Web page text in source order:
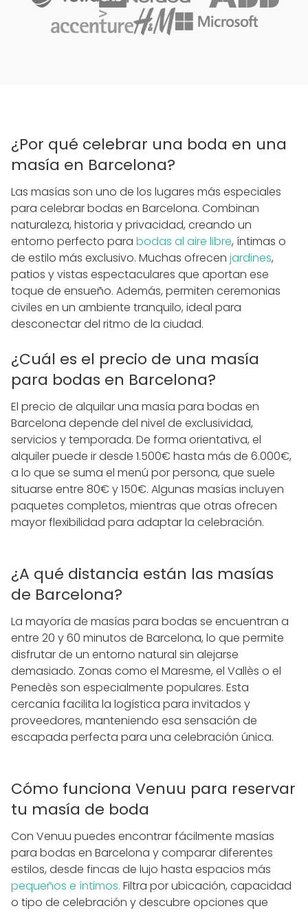
¿Por qué celebrar una boda en una
masía en Barcelona?
Las masías son uno de los lugares más especiales
para celebrar bodas en Barcelona. Combinan
naturaleza, historia y privacidad, creando un
entorno perfecto para bodas al aire libre, íntimas o
de estilo más exclusivo. Muchas ofrecen jardines,
patios y vistas espectaculares que aportan ese
toque de ensueño. Además, permiten ceremonias
civiles en un ambiente tranquilo, ideal para
desconectar del ritmo de la ciudad.
¿Cuál es el precio de una masía
para bodas en Barcelona?
El precio de alquilar una masía para bodas en
Barcelona depende del nivel de exclusividad,
servicios y temporada. De forma orientativa, el
alquiler puede ir desde 1.500€ hasta más de 6.000€,
a lo que se suma el menú por persona, que suele
situarse entre 80€ y 150€. Algunas masías incluyen
paquetes completos, mientras que otras ofrecen
mayor flexibilidad para adaptar la celebración.
¿A qué distancia están las masías
de Barcelona?
La mayoría de masías para bodas se encuentran a
entre 20 y 60 minutos de Barcelona, lo que permite
disfrutar de un entorno natural sin alejarse
demasiado. Zonas como el Maresme, el Vallès o el
Penedès son especialmente populares. Esta
cercanía facilita la logística para invitados y
proveedores, manteniendo esa sensación de
escapada perfecta para una celebración única.
Cómo funciona Venuu para reservar
tu masía de boda
Con Venuu puedes encontrar fácilmente masías
para bodas en Barcelona y comparar diferentes
estilos, desde fincas de lujo hasta espacios más
pequeños e íntimos. Filtra por ubicación, capacidad
o tipo de celebración y descubre opciones que